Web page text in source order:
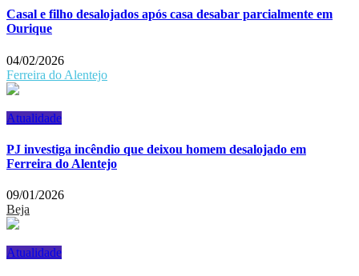
Casal e filho desalojados após casa desabar parcialmente em
Ourique
04/02/2026
Ferreira do Alentejo
Atualidade
PJ investiga incêndio que deixou homem desalojado em
Ferreira do Alentejo
09/01/2026
Beja
Atualidade